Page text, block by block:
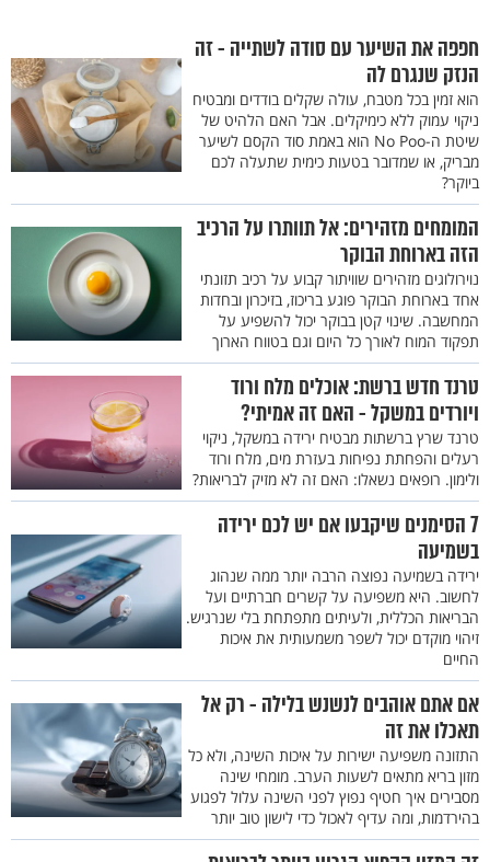
חפפה את השיער עם סודה לשתייה - זה
הנזק שנגרם לה
הוא זמין בכל מטבח, עולה שקלים בודדים ומבטיח
ניקוי עמוק ללא כימיקלים. אבל האם הלהיט של
שיטת ה-No Poo הוא באמת סוד הקסם לשיער
מבריק, או שמדובר בטעות כימית שתעלה לכם
ביוקר?
המומחים מזהירים: אל תוותרו על הרכיב
הזה בארוחת הבוקר
נוירולוגים מזהירים שוויתור קבוע על רכיב תזונתי
אחד בארוחת הבוקר פוגע בריכוז, בזיכרון ובחדות
המחשבה. שינוי קטן בבוקר יכול להשפיע על
תפקוד המוח לאורך כל היום וגם בטווח הארוך
טרנד חדש ברשת: אוכלים מלח ורוד
ויורדים במשקל - האם זה אמיתי?
טרנד שרץ ברשתות מבטיח ירידה במשקל, ניקוי
רעלים והפחתת נפיחות בעזרת מים, מלח ורוד
ולימון. רופאים נשאלו: האם זה לא מזיק לבריאות?
7 הסימנים שיקבעו אם יש לכם ירידה
בשמיעה
ירידה בשמיעה נפוצה הרבה יותר ממה שנהוג
לחשוב. היא משפיעה על קשרים חברתיים ועל
הבריאות הכללית, ולעיתים מתפתחת בלי שנרגיש.
זיהוי מוקדם יכול לשפר משמעותית את איכות
החיים
אם אתם אוהבים לנשנש בלילה - רק אל
תאכלו את זה
התזונה משפיעה ישירות על איכות השינה, ולא כל
מזון בריא מתאים לשעות הערב. מומחי שינה
מסבירים איך חטיף נפוץ לפני השינה עלול לפגוע
בהירדמות, ומה עדיף לאכול כדי לישון טוב יותר